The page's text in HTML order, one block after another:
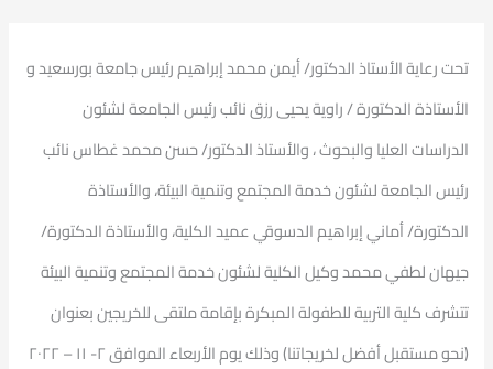
تحت رعاية الأستاذ الدكتور/ أيمن محمد إبراهيم رئيس جامعة بورسعيد و
الأستاذة الدكتورة / راوية يحيى رزق نائب رئيس الجامعة لشئون
الدراسات العليا والبحوث ، والأستاذ الدكتور/ حسن محمد غطاس نائب
رئيس الجامعة لشئون خدمة المجتمع وتنمية البيئة، والأستاذة
الدكتورة/ أماني إبراهيم الدسوقي عميد الكلية، والأستاذة الدكتورة/
جيهان لطفي محمد وكيل الكلية لشئون خدمة المجتمع وتنمية البيئة
تتشرف كلية التربية للطفولة المبكرة بإقامة ملتقى للخريجين بعنوان
(نحو مستقبل أفضل لخريجاتنا) وذلك يوم الأربعاء الموافق ٢- ١١ – ٢٠٢٢